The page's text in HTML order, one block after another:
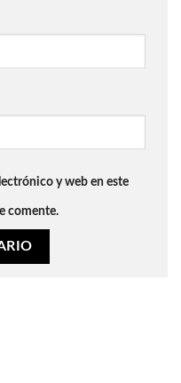
y web en este
comente.